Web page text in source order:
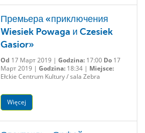
Премьера «приключения
Wiesiek Powaga и Czesiek
Gasior»
Od 17 Март 2019 | Godzina:17:00 Do17
Март 2019 | Godzina:18:34 | Miejsce:
Ełckie Centrum Kultury / sala Zebra
Więcej